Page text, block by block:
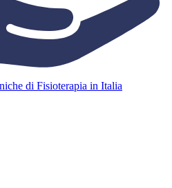
di Fisioterapia in Italia